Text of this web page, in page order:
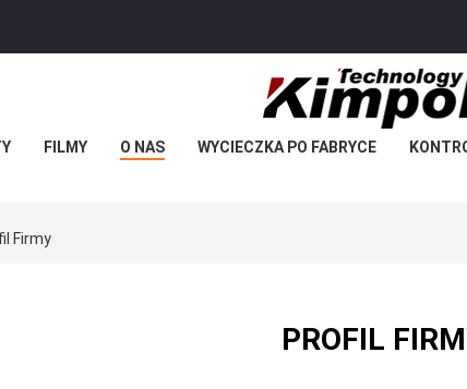
FILMY O NAS WYCIECZKA PO FABRYCE
Firmy
PROFIL